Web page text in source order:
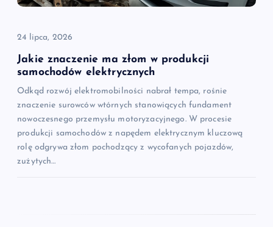
24 lipca, 2026
Jakie znaczenie ma złom w produkcji
samochodów elektrycznych
Odkąd rozwój elektromobilności nabrał tempa, rośnie
znaczenie surowców wtórnych stanowiących fundament
nowoczesnego przemysłu motoryzacyjnego. W procesie
produkcji samochodów z napędem elektrycznym kluczową
rolę odgrywa złom pochodzący z wycofanych pojazdów,
zużytych…